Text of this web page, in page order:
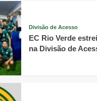
Divisão de Acesso
EC Rio Verde
na Divisão de